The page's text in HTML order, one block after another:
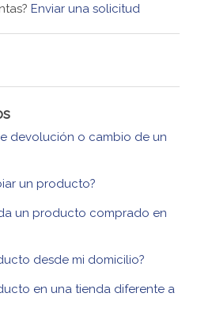
Enviar una solicitud
devolución o cambio de un
un producto?
un producto comprado en
desde mi domicilio?
en una tienda diferente a